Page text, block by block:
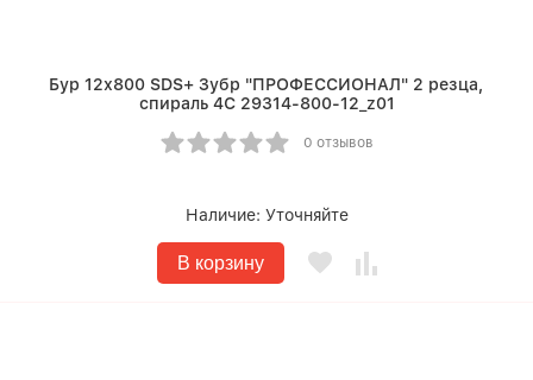
Бур 12х800 SDS+ Зубр "ПРОФЕССИОНАЛ" 2 резца,
спираль 4С 29314-800-12_z01
0 отзывов
Наличие: Уточняйте
В корзину